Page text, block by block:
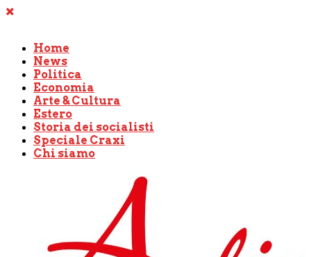
Home
News
Politica
Economia
Arte & Cultura
Estero
Storia dei socialisti
Speciale Craxi
Chi siamo